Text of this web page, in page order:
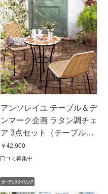
アンソレイユ テーブル＆デ
ンマーク企画 ラタン調チェ
ア 3点セット（テーブル＋
チェア2脚）
￥42,900
口コミ募集中